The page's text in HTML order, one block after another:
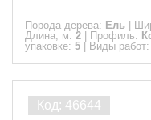
Порода дерева: Ель
Длина, м: 2 Профиль:
упаковке: 5 Виды работ: